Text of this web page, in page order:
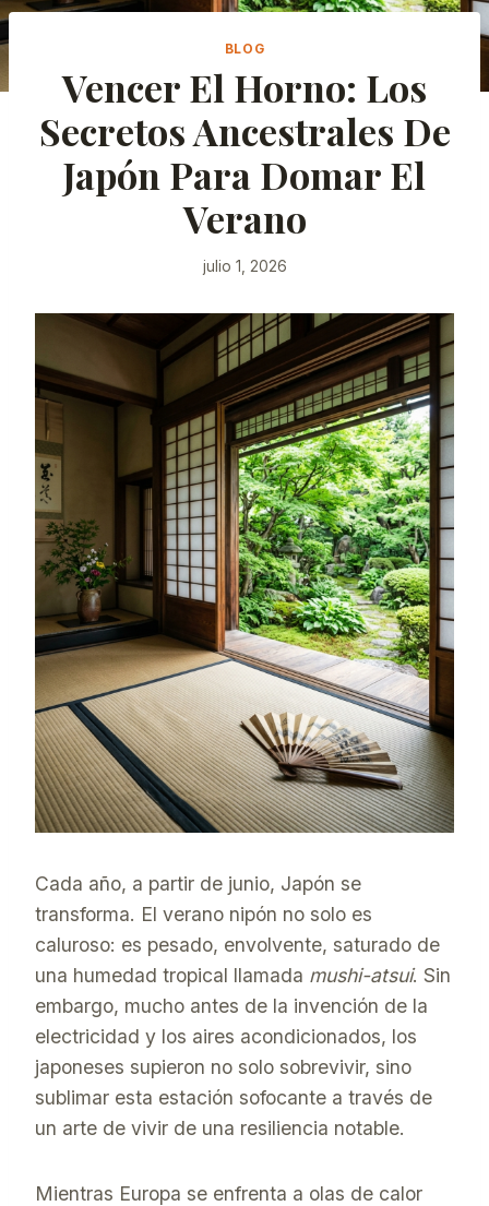
BLOG
Vencer El Horno: Los
Secretos Ancestrales De
Japón Para Domar El
Verano
julio 1, 2026
Cada año, a partir de junio, Japón se
transforma. El verano nipón no solo es
caluroso: es pesado, envolvente, saturado de
una humedad tropical llamada mushi-atsui. Sin
embargo, mucho antes de la invención de la
electricidad y los aires acondicionados, los
japoneses supieron no solo sobrevivir, sino
sublimar esta estación sofocante a través de
un arte de vivir de una resiliencia notable.
Mientras Europa se enfrenta a olas de calor